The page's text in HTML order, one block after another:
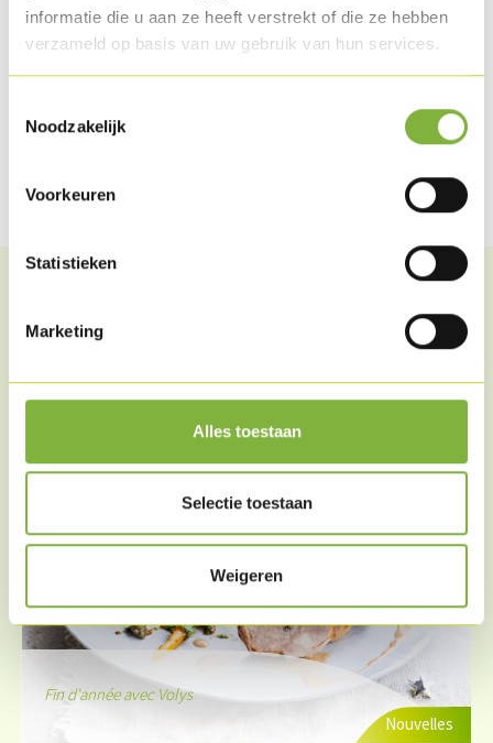
informatie die u aan ze heeft verstrekt of die ze hebben
verzameld op basis van uw gebruik van hun services.
Noodzakelijk
Voorkeuren
Statistieken
Marketing
Alles toestaan
Selectie toestaan
Weigeren
Partager sur Facebook
Partager via WhatsApp
Partager par mail
Des articles similaires
Nouvelles
Fin d'année avec Volys